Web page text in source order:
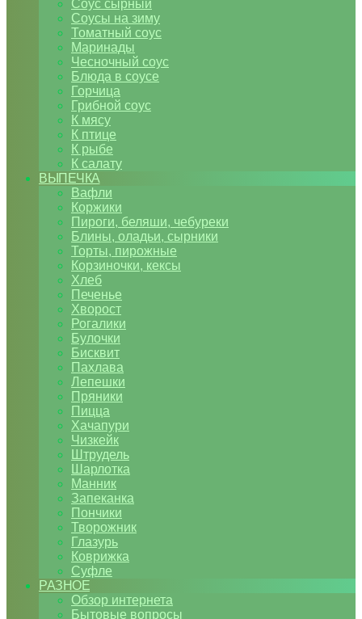
Соус сырный
Соусы на зиму
Томатный соус
Маринады
Чесночный соус
Блюда в соусе
Горчица
Грибной соус
К мясу
К птице
К рыбе
К салату
ВЫПЕЧКА
Вафли
Коржики
Пироги, беляши, чебуреки
Блины, оладьи, сырники
Торты, пирожные
Корзиночки, кексы
Хлеб
Печенье
Хворост
Рогалики
Булочки
Бисквит
Пахлава
Лепешки
Пряники
Пицца
Хачапури
Чизкейк
Штрудель
Шарлотка
Манник
Запеканка
Пончики
Творожник
Глазурь
Коврижка
Суфле
РАЗНОЕ
Обзор интернета
Бытовые вопросы